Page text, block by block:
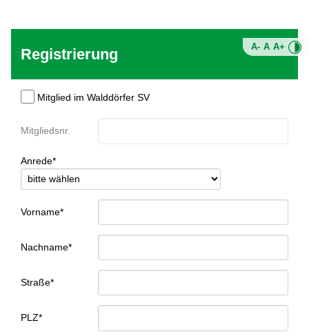
A- A A+
Registrierung
Mitglied im Walddörfer SV
Mitgliedsnr.
Anrede*
Vorname*
Nachname*
Straße*
PLZ*